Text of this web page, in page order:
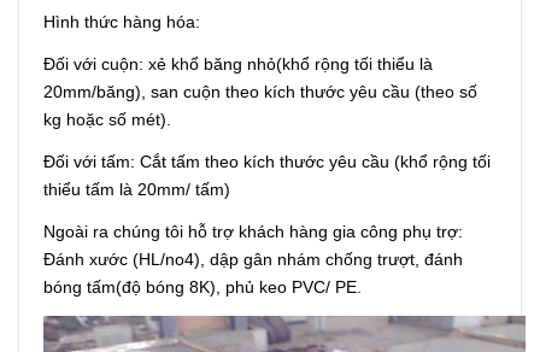
Hình thức hàng hóa:
Đối với cuộn: xẻ khổ băng nhỏ(khổ rộng tối thiểu là
20mm/băng), san cuộn theo kích thước yêu cầu (theo số
kg hoặc số mét).
Đối với tấm: Cắt tấm theo kích thước yêu cầu (khổ rộng tối
thiểu tấm là 20mm/ tấm)
Ngoài ra chúng tôi hỗ trợ khách hàng gia công phụ trợ:
Đánh xước (HL/no4), dập gân nhám chống trượt, đánh
bóng tấm(độ bóng 8K), phủ keo PVC/ PE.